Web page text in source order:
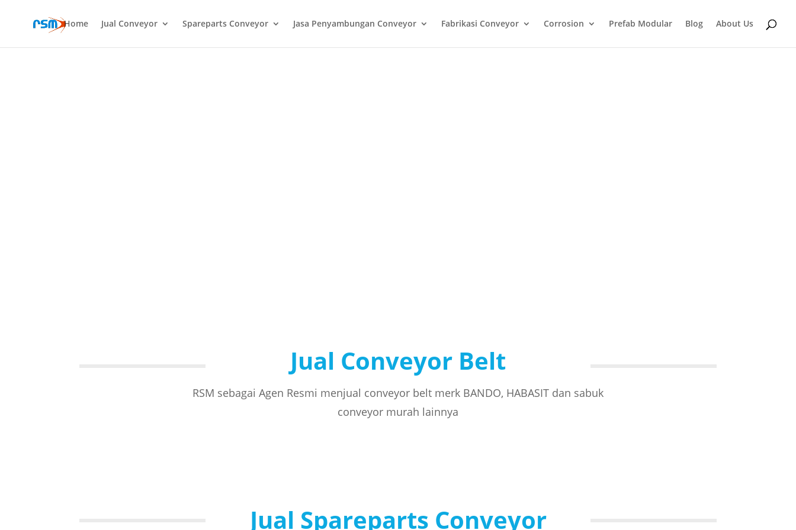
Home Jual Conveyor Spareparts Conveyor Jasa Penyambungan Conveyor Fabrikasi Conveyor Corrosion Prefab Modular Blog About Us
Jual Conveyor Belt
RSM sebagai Agen Resmi menjual conveyor belt merk BANDO, HABASIT dan sabuk
conveyor murah lainnya
Jual Spareparts Conveyor